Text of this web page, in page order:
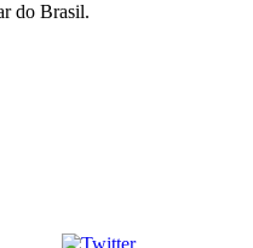
do Brasil.
Tweet